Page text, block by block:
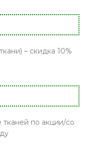
– скидка 10%
тканей по акции/со